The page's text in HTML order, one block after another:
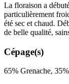
La floraison a
particulièrement
été sec et chaud.
de belle qualité,
Cépage(s)
65% Grenache,